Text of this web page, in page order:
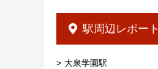
駅周辺レポート
大泉学園駅